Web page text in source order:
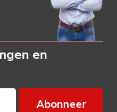
en
Abonneer